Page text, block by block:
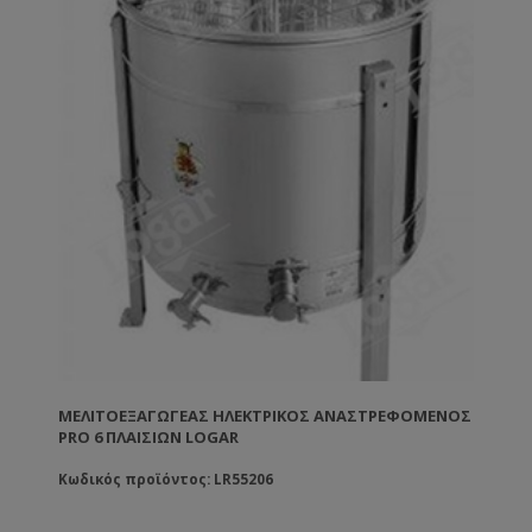
220V. Διαθέτει διάφανο καπάκι plexiglass,
ηλεκτρονικό πίνακα ελέγχου για ρύθμιση χρόνου και
στροφών, καθώς και δύο ανοξείδωτες κάνουλες για
ομαλή ροή του μελιού. Τεχνικά χαρακτηριστικά:
Χωρητικότητα: 8 πλαίσια Moter: 0.37kW Στροφές: έως
200 rpm Διάμετρος κάδου: 850mm Μέγεθος κασέτας:
270Χ480mm Τροφοδοσία: 220V / 12V Κατασκευή:
Ανοξείδωτο ατσάλι INOX 304 Εξωτερικές διαστάσεις:
περίπου 95 × 95 × 135 cm (Δ x Π x Υ)
ΜΕΛΙΤΟΕΞΑΓΩΓΈΑΣ ΗΛΕΚΤΡΙΚΌΣ ΑΝΑΣΤΡΕΦΌΜΕΝΟΣ
PRO 6 ΠΛΑΙΣΊΩΝ LOGAR
Κωδικός προϊόντος: LR55206